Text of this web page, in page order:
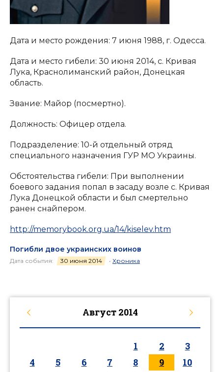
Дата и место рождения: 7 июня 1988, г. Одесса.
Дата и место гибели: 30 июня 2014, с. Кривая
Лука, Краснолиманский район, Донецкая
область.
Звание: Майор (посмертно).
Должность: Офицер отдела.
Подразделение: 10-й отдельный отряд
специального назначения ГУР МО Украины.
Обстоятельства гибели: При выполнении
боевого задания попал в засаду возле с. Кривая
Лука Донецкой области и был смертельно
ранен снайпером.
http://memorybook.org.ua/14/kiselev.htm
Погибли двое украинских воинов
Дата события: 30 июня 2014 • Хроника
Август 2014
1 2
3
4
5 6 7 8 9
10